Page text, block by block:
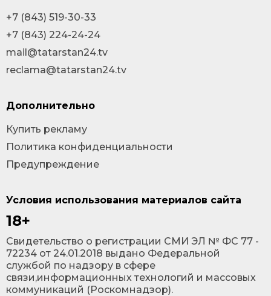
Условия использования материалов сайта
18+
Cвидетельство о регистрации СМИ ЭЛ № ФС 77 -
72234 от 24.01.2018 выдано Федеральной
службой по надзору в сфере
связи,информационных технологий и массовых
коммуникаций (Роскомнадзор).
+7 (843) 519-30-33
+7 (843) 224-24-24
mail@tatarstan24.tv
reclama@tatarstan24.tv
Дополнительно
Купить рекламу
Политика конфиденциальности
Предупреждение